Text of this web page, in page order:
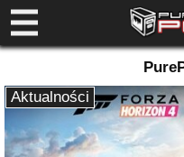
Aktualności